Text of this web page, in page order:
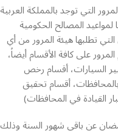
التي توجد بالمملكة العربية
لمواعيد المصالح الحكومية
تطلبها هيئة المرور من أي
على كافة الأقسام أيضاً،
السيارات، أقسام رخص
أقسام تحقيق
القيادة في المحافظات)
عن باقي شهور السنة وذلك